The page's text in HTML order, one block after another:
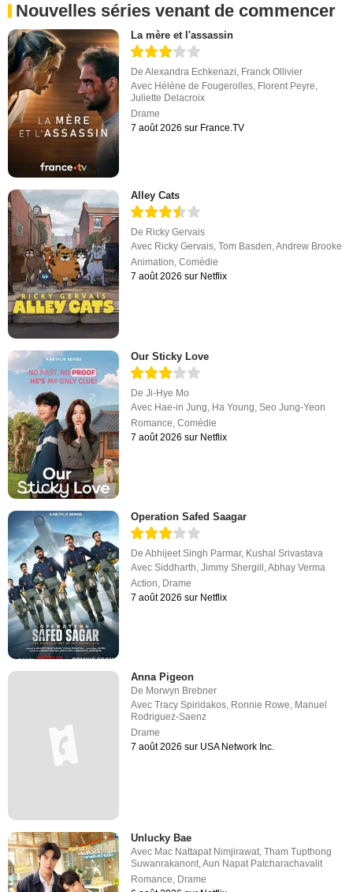
Nouvelles séries venant de commencer
La mère et l'assassin
DeAlexandra Echkenazi, Franck Ollivier
Avec Hélène de Fougerolles, Florent Peyre,
Juliette Delacroix
Drame
7 août 2026 sur France.TV
Alley Cats
De Ricky Gervais
Avec Ricky Gervais,Tom Basden,Andrew Brooke
Animation,Comédie
7 août 2026 sur Netflix
Our Sticky Love
DeJi-Hye Mo
Avec Hae-in Jung Ha Young ,Seo Jung-Yeon
Romance ,Comédie
7 août 2026 sur Netflix
Operation Safed Saagar
DeAbhijeet Singh Parmar, Kushal Srivastava
AvecSiddharth,Jimmy Shergill ,Abhay Verma
Action, Drame
7 août 2026 sur Netflix
Anna Pigeon
De Morwyn Brebner
AvecTracy Spiridakos, Ronnie Rowe, Manuel
Rodriguez-Saenz
Drame
7 août 2026 sur USA Network Inc.
Unlucky Bae
Avec Mac Nattapat Nimjirawat ,Tham Tupthong
Suwanrakanont ,Aun Napat Patcharachavalit
Romance Drame